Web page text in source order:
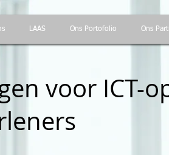
LAAS Ons Portofolio Ons
voor ICT-